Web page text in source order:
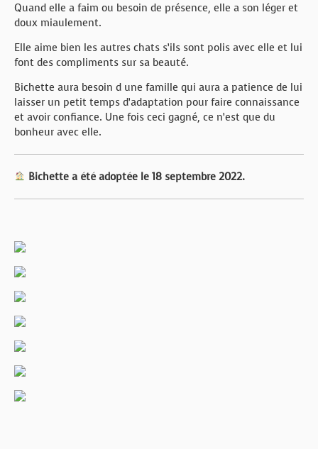
Quand elle a faim ou besoin de présence, elle a son léger et
doux miaulement.
Elle aime bien les autres chats s’ils sont polis avec elle et lui
font des compliments sur sa beauté.
Bichette aura besoin d une famille qui aura a patience de lui
laisser un petit temps d’adaptation pour faire connaissance
et avoir confiance. Une fois ceci gagné, ce n’est que du
bonheur avec elle.
Bichette a été adoptée le 18 septembre 2022.